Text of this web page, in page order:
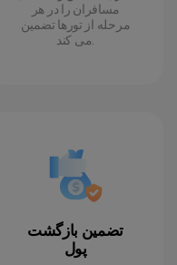
مسافران را در هر
مرحله از تورها تضمین
می کند.
تضمین بازگشت
پول